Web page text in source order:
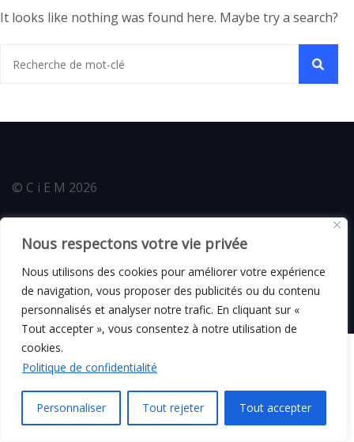
Nous respectons votre vie privée
Nous utilisons des cookies pour améliorer votre expérience
de navigation, vous proposer des publicités ou du contenu
personnalisés et analyser notre trafic. En cliquant sur «
Tout accepter », vous consentez à notre utilisation de
cookies.
Politique de confidentialité
Personnaliser Tout rejeter Tout accepter
It looks like nothing was found here. Maybe try a search?
© C i E M 2026